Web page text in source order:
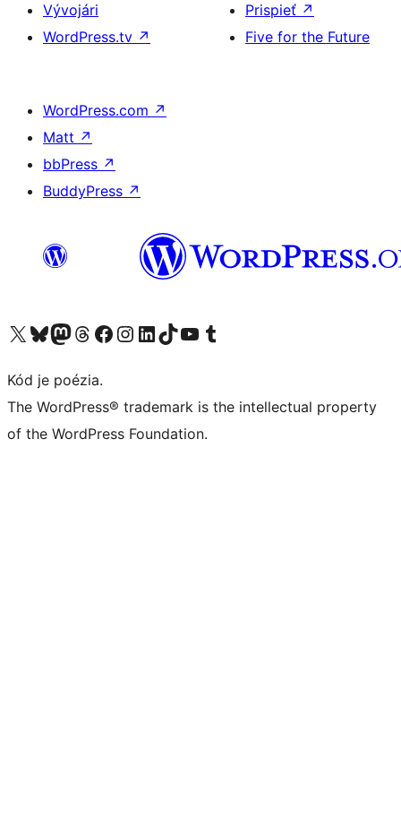
Vývojári
WordPress.tv ↗
Prispieť ↗
Five for the Future
WordPress.com ↗
Matt ↗
bbPress ↗
BuddyPress ↗
Navštívte náš účet na X (predtým Twitter)
Navštívte náš účet na platforme Bluesky
Navštívte náš účet na Mastodone
Navštívte náš účet na platforme Threads
Navštívte našu stránku na Facebooku
Navštívte náš účet Instagram
Navštívte náš účet LinkedIn
Navštívte náš účet na platforme TikTok
Navštívte náš kanál YouTube
Navštívte náš účet na platforme Tumblr
Kód je poézia.
The WordPress® trademark is the intellectual property
of the WordPress Foundation.